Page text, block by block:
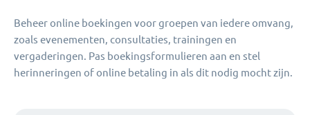
Beheer online boekingen voor groepen van iedere omvang,
zoals evenementen, consultaties, trainingen en
vergaderingen. Pas boekingsformulieren aan en stel
herinneringen of online betaling in als dit nodig mocht zijn.